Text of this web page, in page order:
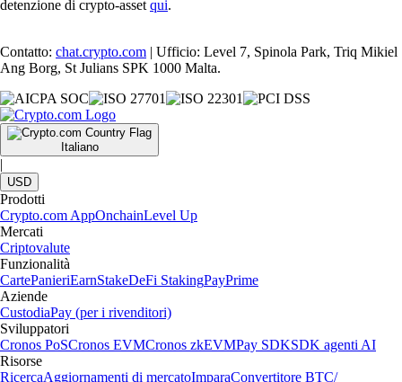
detenzione di crypto-asset qui.
Contatto: chat.crypto.com | Ufficio: Level 7, Spinola Park, Triq Mikiel
Ang Borg, St Julians SPK 1000 Malta.
Italiano
|
USD
Prodotti
Crypto.com AppOnchainLevel Up
Mercati
Criptovalute
Funzionalità
CartePanieriEarnStakeDeFi StakingPayPrime
Aziende
CustodiaPay (per i rivenditori)
Sviluppatori
Cronos PoSCronos EVMCronos zkEVMPay SDKSDK agenti AI
Risorse
RicercaAggiornamenti di mercatoImparaConvertitore BTC/